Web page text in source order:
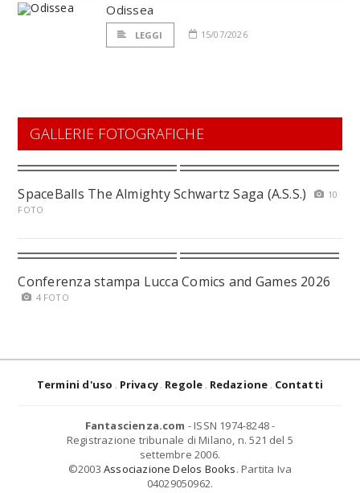
Odissea
LEGGI 15/07/2026
GALLERIE FOTOGRAFICHE
SpaceBalls The Almighty Schwartz Saga (A.S.S.)
10
FOTO
Conferenza stampa Lucca Comics and Games 2026
4 FOTO
Termini d'uso Privacy Regole Redazione Contatti
Fantascienza.com - ISSN 1974-8248 -
Registrazione tribunale di Milano, n. 521 del 5
settembre 2006.
©2003 Associazione Delos Books. Partita Iva
04029050962.